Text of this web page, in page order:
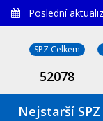
Poslední
SPZ Celkem
52078
Nejstarší SPZ